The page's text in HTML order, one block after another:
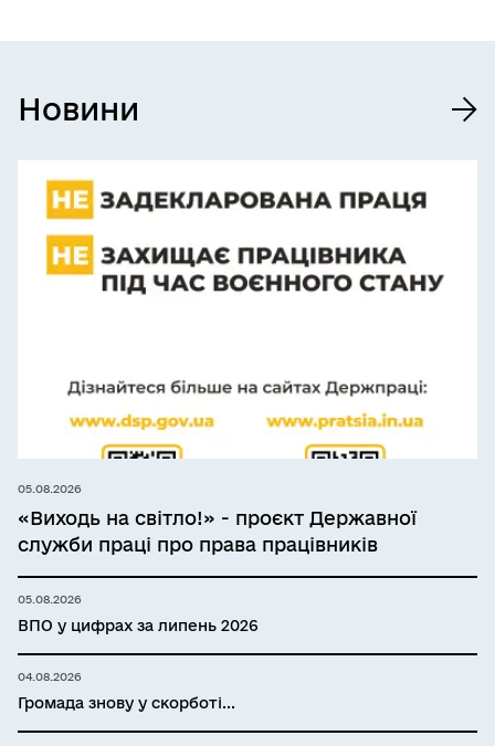
Новини
05.08.2026
«Виходь на світло!» - проєкт Державної
служби праці про права працівників
05.08.2026
ВПО у цифрах за липень 2026
04.08.2026
Громада знову у скорботі...